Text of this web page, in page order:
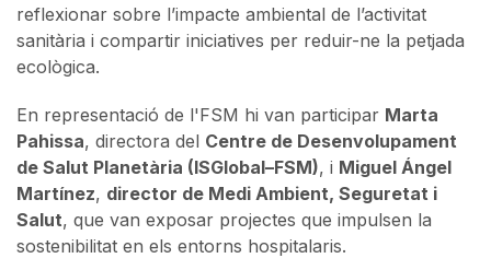
reflexionar sobre l’impacte ambiental de l’activitat
sanitària i compartir iniciatives per reduir-ne la petjada
ecològica.
En representació de l'FSM hi van participar Marta
Pahissa, directora del Centre de Desenvolupament
de Salut Planetària (ISGlobal–FSM), i Miguel Ángel
Martínez, director de Medi Ambient, Seguretat i
Salut, que van exposar projectes que impulsen la
sostenibilitat en els entorns hospitalaris.